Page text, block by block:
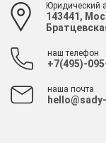
Юридический
143441,
наш телефон
+7(495)-
наша почта